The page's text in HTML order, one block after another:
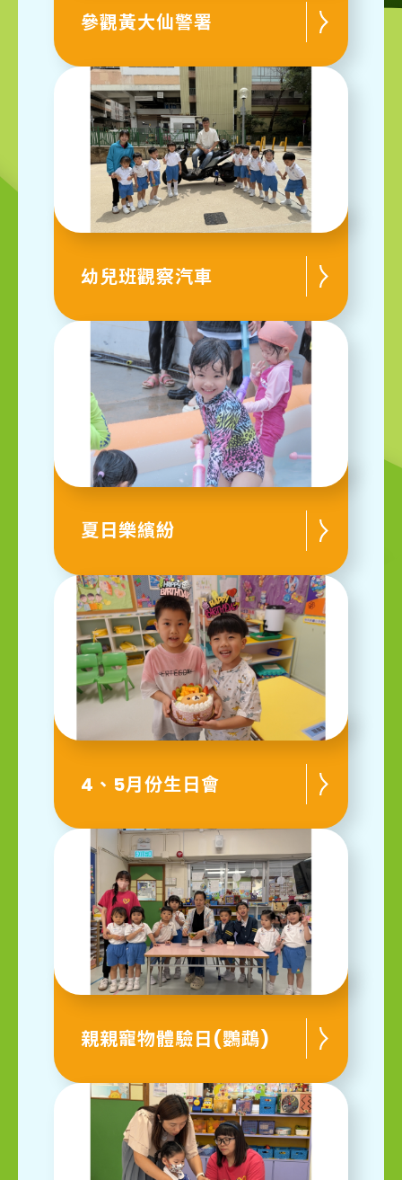
參觀黃大仙警署
幼兒班觀察汽車
夏日樂繽紛
4、5月份生日會
親親寵物體驗日(鸚鵡)